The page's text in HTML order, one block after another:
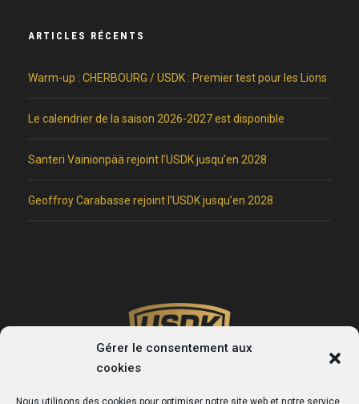
Gérer le consentement aux
cookies
Nous utilisons des cookies pour optimiser notre site web et notre service.
ARTICLES RÉCENTS
Warm-up : CHERBOURG / USDK : Premier test pour les Lions
Le calendrier de la saison 2026-2027 est disponible
Santeri Vainionpää rejoint l’USDK jusqu’en 2028
Geoffroy Carabasse rejoint l’USDK jusqu’en 2028